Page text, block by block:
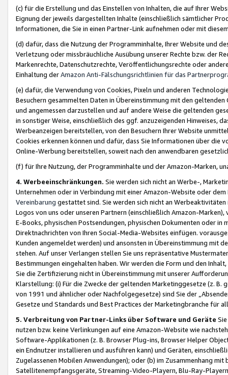
(c) für die Erstellung und das Einstellen von Inhalten, die auf Ihrer
Eignung der jeweils dargestellten Inhalte (einschließlich sämtlicher
Informationen, die Sie in einen Partner-Link aufnehmen oder mit
(d) dafür, dass die Nutzung der Programminhalte, Ihrer Website und
Verletzung oder missbräuchliche Ausübung unserer Rechte bzw. der
Markenrechte, Datenschutzrechte, Veröffentlichungsrechte oder
Einhaltung derAmazon Anti-Fälschungsrichtlinien für das
(e) dafür, die Verwendung von Cookies, Pixeln und anderen
Besuchern gesammelten Daten in Übereinstimmung mit den
und angemessen darzustellen und auf andere Weise die geltenden
in sonstiger Weise, einschließlich des ggf. anzuzeigenden Hinweises,
Werbeanzeigen bereitstellen, von den Besuchern Ihrer Website
Cookies erkennen können und dafür, dass Sie Informationen über die
Online-Werbung bereitstellen, soweit nach den anwendbaren
(f) für Ihre Nutzung, der Programminhalte und der Amazon-Marken,
4. Werbeeinschränkungen. Sie werden sich nicht an Werbe-,
Unternehmen oder in Verbindung mit einer Amazon-Website oder
Vereinbarung gestattet sind. Sie werden sich nicht an
Logos von uns oder unseren Partnern (einschließlich Amazon-
E-Books, physischen Postsendungen, physischen Dokumenten oder in
Direktnachrichten von Ihren Social-Media-Websites einfügen.
Kunden angemeldet werden) und ansonsten in Übereinstimmung mit
stehen. Auf unser Verlangen stellen Sie uns repräsentative
Bestimmungen eingehalten haben. Wir werden die Form und den
Sie die Zertifizierung nicht in Übereinstimmung mit unserer
Klarstellung: (i) Für die Zwecke der geltenden Marketinggesetze (z. B.
von 1991 und ähnlicher oder Nachfolgegesetze) sind Sie der
Gesetze und Standards und Best Practices der Marketingbranche für
5. Verbreitung von Partner-Links über Software und Geräte
nutzen bzw. keine Verlinkungen auf eine Amazon-Website wie
Software-Applikationen (z. B. Browser Plug-ins, Browser Helper
ein Endnutzer installieren und ausführen kann) und Geräten,
Zugelassenen Mobilen Anwendungen); oder (b) im Zusammenhang
Satellitenempfangsgeräte, Streaming-Video-Playern, Blu-Ray-